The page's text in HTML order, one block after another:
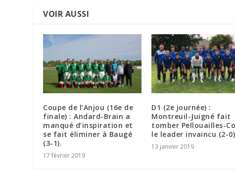
VOIR AUSSI
Coupe de l’Anjou (16e de
finale) : Andard-Brain a
manqué d’inspiration et
se fait éliminer à Baugé
(3-1).
17 février 2019
D1 (2e journée) :
Montreuil-Juigné fait
tomber Pellouailles-
le leader invaincu (2-
13 janvier 2019